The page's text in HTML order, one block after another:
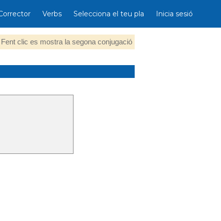
Verbs Selecciona el teu pla Inicia sesió
Fent clic es mostra la segona conjugació